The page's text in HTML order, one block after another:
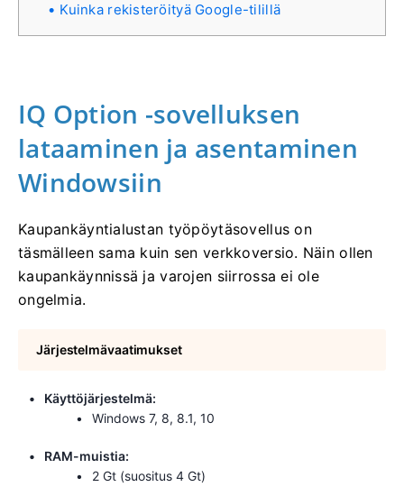
Kuinka rekisteröityä Google-tilillä
IQ Option -sovelluksen
lataaminen ja asentaminen
Windowsiin
Kaupankäyntialustan työpöytäsovellus on
täsmälleen sama kuin sen verkkoversio. Näin ollen
kaupankäynnissä ja varojen siirrossa ei ole
ongelmia.
Järjestelmävaatimukset
Käyttöjärjestelmä:
Windows 7, 8, 8.1, 10
RAM-muistia:
2 Gt (suositus 4 Gt)